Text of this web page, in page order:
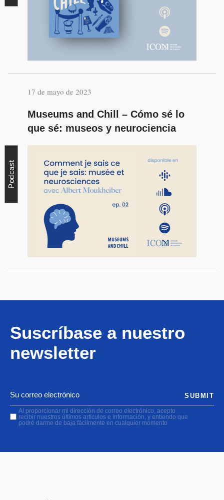
17 de mayo de 2023
Museums and Chill – Cómo sé lo
que sé: museos y neurociencia
Podcast
Suscríbase a nuestro
newsletter
Al proporcionar mi dirección de correo electrónico, acepto
recibir nuestros últimos artículos e información, y entiendo que
podré darme de baja fácilmente en cualquier momento
SUBMIT